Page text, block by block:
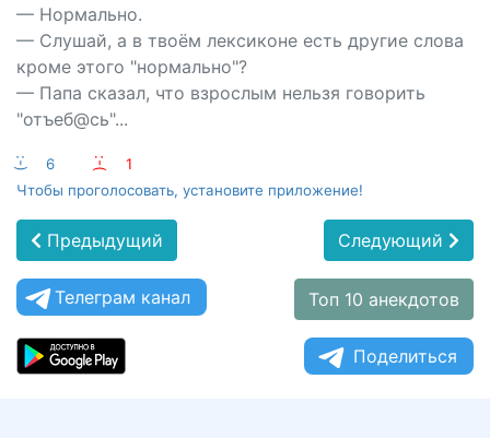
— Нормально.
— Слушай, а в твоём лексиконе есть другие слова
кроме этого "нормально"?
— Папа сказал, что взрослым нельзя говорить
"отъеб@сь"...
:-) 6 :-(
1
Чтобы проголосовать, установите приложение!
Предыдущий Следующий
Телеграм канал Топ 10 анекдотов
Поделиться